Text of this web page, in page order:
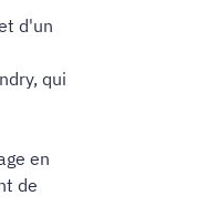
d'un
qui
en
de